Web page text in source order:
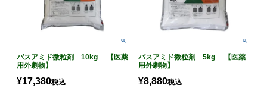
バスアミド微粒剤 10kg 【医薬
用外劇物】
¥17,380税込
バスアミド微粒剤 5kg 【医薬
用外劇物】
¥8,880税込